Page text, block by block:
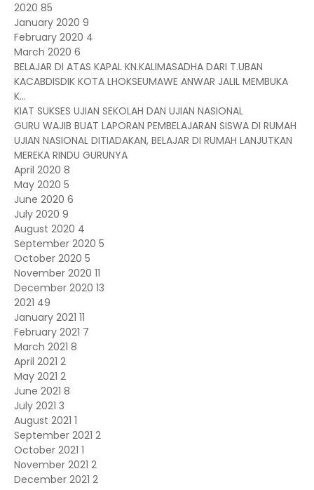
2020 85
January 2020 9
February 2020 4
March 2020 6
BELAJAR DI ATAS KAPAL KN.KALIMASADHA DARI T.UBAN
KACABDISDIK KOTA LHOKSEUMAWE ANWAR JALIL MEMBUKA
K...
KIAT SUKSES UJIAN SEKOLAH DAN UJIAN NASIONAL
GURU WAJIB BUAT LAPORAN PEMBELAJARAN SISWA DI RUMAH
UJIAN NASIONAL DITIADAKAN, BELAJAR DI RUMAH LANJUTKAN
MEREKA RINDU GURUNYA
April 2020 8
May 2020 5
June 2020 6
July 2020 9
August 2020 4
September 2020 5
October 2020 5
November 2020 11
December 2020 13
2021 49
January 2021 11
February 2021 7
March 2021 8
April 2021 2
May 2021 2
June 2021 8
July 2021 3
August 2021 1
September 2021 2
October 2021 1
November 2021 2
December 2021 2